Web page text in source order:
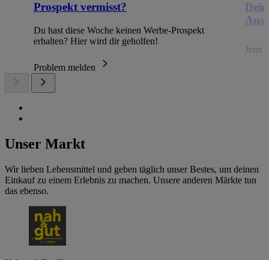
Prospekt vermisst?
Du hast diese Woche keinen Werbe-Prospekt
erhalten? Hier wird dir geholfen!
Problem melden
Jetzt
Unser Markt
Wir lieben Lebensmittel und geben täglich unser Bestes, um deinen
Einkauf zu einem Erlebnis zu machen. Unsere anderen Märkte tun
das ebenso.